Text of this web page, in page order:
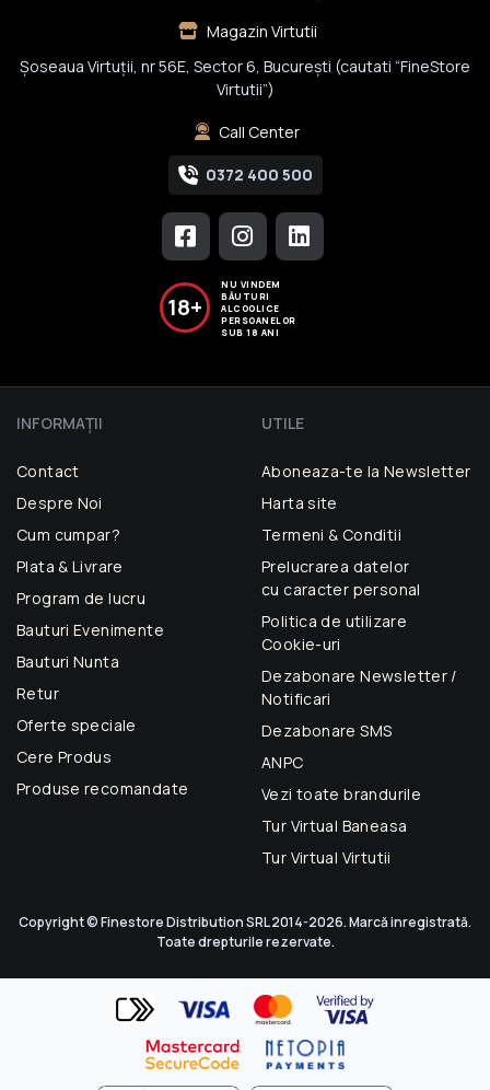
Magazin Virtutii
Șoseaua Virtuții, nr 56E, Sector 6, București (cautati “FineStore
Virtutii”)
Call Center
0372 400 500
18+
NU VINDEM
BĂUTURI
ALCOOLICE
PERSOANELOR
SUB 18 ANI
INFORMAŢII
Contact
Despre Noi
Cum cumpar?
Plata & Livrare
Program de lucru
Bauturi Evenimente
Bauturi Nunta
Retur
Oferte speciale
Cere Produs
Produse recomandate
UTILE
Aboneaza-te la Newsletter
Harta site
Termeni & Conditii
Prelucrarea datelor
cu caracter personal
Politica de utilizare
Cookie-uri
Dezabonare Newsletter /
Notificari
Dezabonare SMS
ANPC
Vezi toate brandurile
Tur Virtual Baneasa
Tur Virtual Virtutii
Copyright © Finestore Distribution SRL 2014-2026. Marcă inregistrată.
Toate drepturile rezervate.